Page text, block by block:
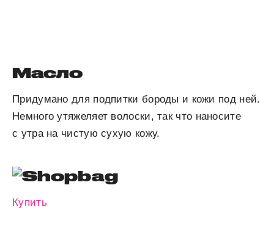
Масло
Придумано для подпитки бороды и кожи под ней.
Немного утяжеляет волоски, так что наносите
с утра на чистую сухую кожу.
Купить